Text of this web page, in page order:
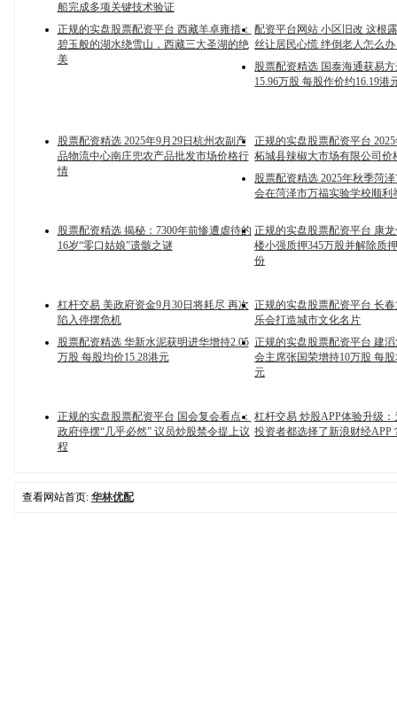
船完成多项关键技术验证
正规的实盘股票配资平台 西藏羊卓雍措：
碧玉般的湖水绕雪山，西藏三大圣湖的绝
美
配资平台网站 小区旧改 这根
丝让居民心慌 绊倒老人怎么
股票配资精选 国泰海通获易
15.96万股 每股作价约16.19港
股票配资精选 2025年9月29日杭州农副产
品物流中心南庄兜农产品批发市场价格行
情
正规的实盘股票配资平台
柘城县辣椒大市场有限公司价
股票配资精选 2025年秋季菏
会在菏泽市万福实验学校顺利
股票配资精选 揭秘：7300年前惨遭虐待的
16岁“零口姑娘”遗骸之谜
正规的实盘股票配资平台 康
楼小强质押345万股并解除质
份
杠杆交易 美政府资金9月30日将耗尽 再次
陷入停摆危机
正规的实盘股票配资平台 长
乐会打造城市文化名片
股票配资精选 华新水泥获明进华增持2.05
万股 每股均价15.28港元
正规的实盘股票配资平台 建
会主席张国荣增持10万股 每
元
正规的实盘股票配资平台 国会复会看点：
政府停摆“几乎必然” 议员炒股禁令提上议
程
杠杆交易 炒股APP体验升级
投资者都选择了新浪财经APP
查看网站首页: 华林优配